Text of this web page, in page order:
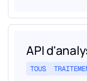
API
TOUS